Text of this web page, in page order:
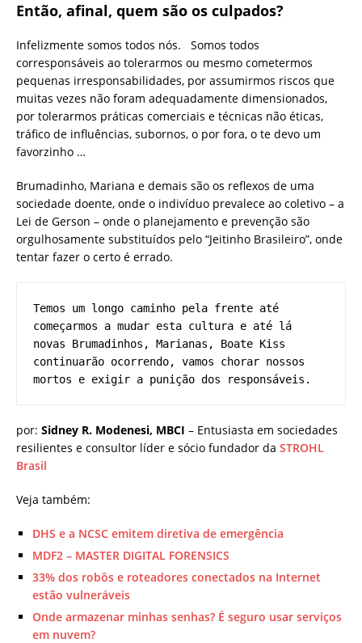
Então, afinal, quem são os culpados?
Infelizmente somos todos nós. Somos todos
corresponsáveis ao tolerarmos ou mesmo cometermos
pequenas irresponsabilidades, por assumirmos riscos que
muitas vezes não foram adequadamente dimensionados,
por tolerarmos práticas comerciais e técnicas não éticas,
tráfico de influências, subornos, o por fora, o te devo um
favorzinho …
Brumadinho, Mariana e demais são os reflexos de uma
sociedade doente, onde o indivíduo prevalece ao coletivo – a
Lei de Gerson – onde o planejamento e prevenção são
orgulhosamente substituídos pelo “Jeitinho Brasileiro”, onde
tentar fazer o certo é errado.
Temos um longo caminho pela frente até
começarmos a mudar esta cultura e até lá
novas Brumadinhos, Marianas, Boate Kiss
continuarão ocorrendo, vamos chorar nossos
mortos e exigir a punição dos responsáveis.
por: Sidney R. Modenesi, MBCI – Entusiasta em sociedades
resilientes e consultor líder e sócio fundador da STROHL
Brasil
Veja também:
DHS e a NCSC emitem diretiva de emergência
MDF2 – MASTER DIGITAL FORENSICS
33% dos robôs e roteadores conectados na Internet
estão vulneráveis
Onde armazenar minhas senhas? É seguro usar serviços
em nuvem?